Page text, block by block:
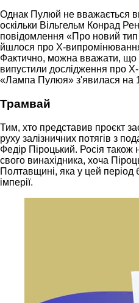
Однак Пулюй не вважається
оскільки Вільгельм Конрад
повідомлення «Про новий
йшлося про Х-
Фактично, можна вважати,
випустили дослідження про
«Лампа Пулюя» з'явилася на
Трамвай
Тим, хто представив проєкт
руху залізничних потягів з
Федір Піроцький. Росія також
свого винахідника, хоча
Полтавщині, яка у цей період
імперії.